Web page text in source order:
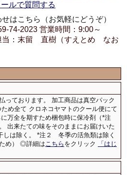
ルで質問する
はこちら（お気軽にどうぞ）
74-2023 営業時間：9:00～
当：末留 直樹（すえとめ なお
っております。 加工商品は真空パック
ため全て クロネコヤマトのクール便にて
万全を期すため梱包時に保冷剤
（*注
出来たての味をそのままにお届けいた
は除く。 *注２ 冬季の活魚類は除く
め） ◎詳細はこちら をクリック
「はじ